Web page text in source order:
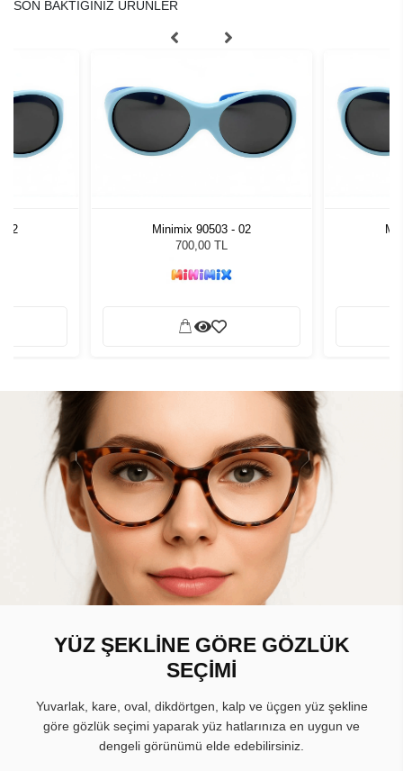
SON BAKTIĞINIZ ÜRÜNLER
02
Minimix 90503 - 02
700,00 TL
YÜZ ŞEKLİNE GÖRE GÖZLÜK
SEÇİMİ
Yuvarlak, kare, oval, dikdörtgen, kalp ve üçgen yüz şekline
göre gözlük seçimi yaparak yüz hatlarınıza en uygun ve
dengeli görünümü elde edebilirsiniz.